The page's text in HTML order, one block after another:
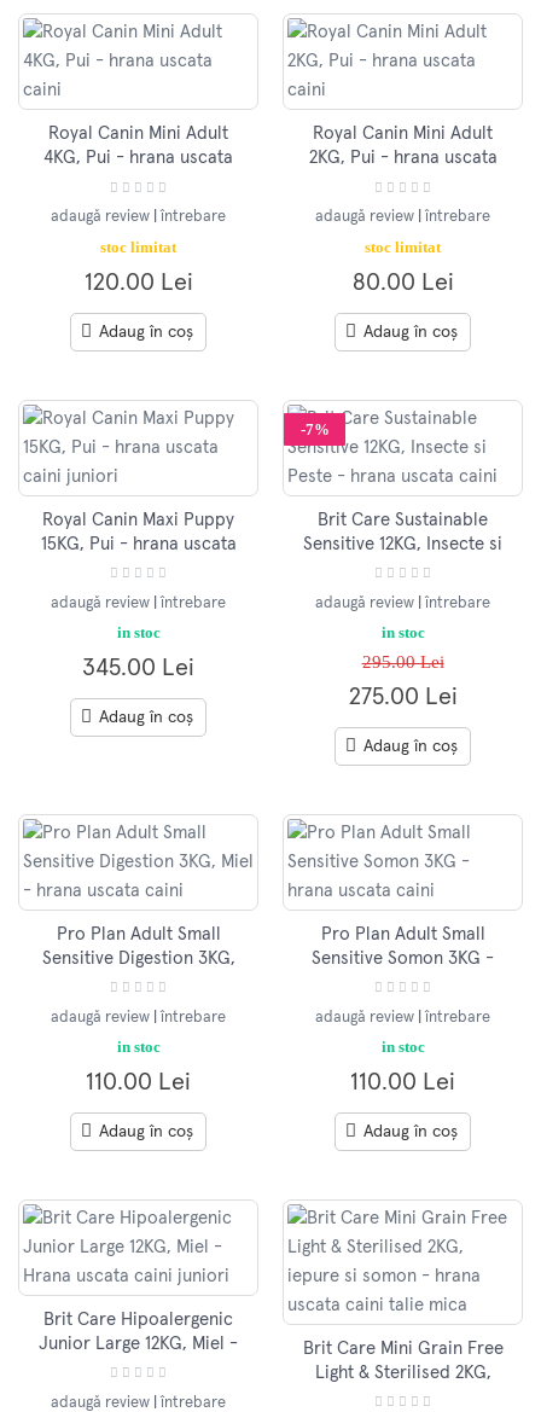
Royal Canin Mini Adult
4KG, Pui - hrana uscata
caini
adaugă review întrebare
stoc limitat
120.00 Lei
Adaug în coș
Royal Canin Mini Adult
2KG, Pui - hrana uscata
caini
adaugă review întrebare
stoc limitat
80.00 Lei
Adaug în coș
Royal Canin Maxi Puppy
15KG, Pui - hrana uscata
caini juniori
adaugă review întrebare
in stoc
345.00 Lei
Adaug în coș
-7%
Brit Care Sustainable
Sensitive 12KG, Insecte si
Peste - hrana uscata caini
adaugă review întrebare
in stoc
295.00 Lei
275.00 Lei
Adaug în coș
Pro Plan Adult Small
Sensitive Digestion 3KG,
Miel - hrana uscata caini
adaugă review întrebare
in stoc
110.00 Lei
Adaug în coș
Pro Plan Adult Small
Sensitive Somon 3KG -
hrana uscata caini
adaugă review întrebare
in stoc
110.00 Lei
Adaug în coș
Brit Care Hipoalergenic
Junior Large 12KG, Miel -
Hrana uscata caini juniori
adaugă review întrebare
Brit Care Mini Grain Free
Light & Sterilised 2KG,
iepure si somon - hrana